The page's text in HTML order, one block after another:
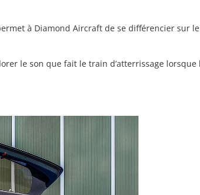
à Diamond Aircraft de se différencier sur le
le son que fait le train d’atterrissage lorsque